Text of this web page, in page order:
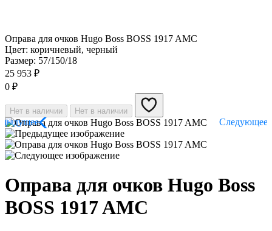
Оправа для очков Hugo Boss BOSS​ 1917​ AMC
Цвет: коричневый, черный
Размер: 57/150/18
25 953 ₽
0 ₽
Нет в наличии Нет в наличии
Оправа для очков Hugo Boss
BOSS​ 1917​ AMC